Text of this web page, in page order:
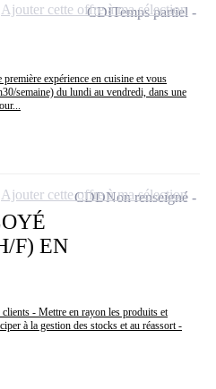
expérience en cuisine et vous
semaine) du lundi au vendredi, dans une
CDITemps partiel
Ajouter cette offre à ma sélection
F) EN
- Mettre en rayon les produits et
à la gestion des stocks et au réassort -
CDDNon renseigné
Ajouter cette offre à ma sélection